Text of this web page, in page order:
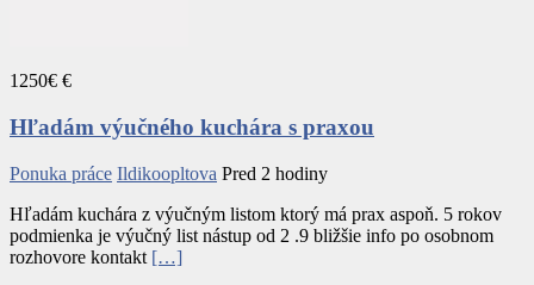
1250€ €
Hľadám výučného kuchára s praxou
Ponuka práce Ildikoopltova Pred 2 hodiny
Hľadám kuchára z výučným listom ktorý má prax aspoň. 5 rokov
podmienka je výučný list nástup od 2 .9 bližšie info po osobnom
rozhovore kontakt […]